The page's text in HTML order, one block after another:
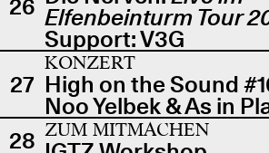
26 Elfenbeinturm Tour
Support: V3G
27
KONZERT
High on the Sound
Noo Yelbek & As in
28 ZUM MITMACHEN